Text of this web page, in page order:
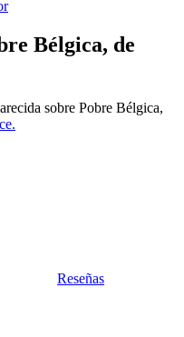
Bélgica, de
sobre Pobre Bélgica,
Reseñas